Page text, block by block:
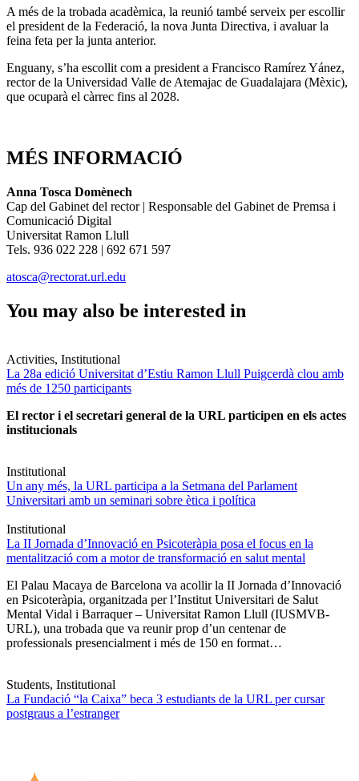
A més de la trobada acadèmica, la reunió també serveix per escollir
el president de la Federació, la nova Junta Directiva, i avaluar la
feina feta per la junta anterior.
Enguany, s’ha escollit com a president a Francisco Ramírez Yánez,
rector de la Universidad Valle de Atemajac de Guadalajara (Mèxic),
que ocuparà el càrrec fins al 2028.
MÉS INFORMACIÓ
Anna Tosca Domènech
Cap del Gabinet del rector | Responsable del Gabinet de Premsa i
Comunicació Digital
Universitat Ramon Llull
Tels. 936 022 228 | 692 671 597
atosca@rectorat.url.edu
You may also be interested in
Activities, Institutional
La 28a edició Universitat d’Estiu Ramon Llull Puigcerdà clou amb
més de 1250 participants
El rector i el secretari general de la URL participen en els actes
institucionals
Institutional
Un any més, la URL participa a la Setmana del Parlament
Universitari amb un seminari sobre ètica i política
Institutional
La II Jornada d’Innovació en Psicoteràpia posa el focus en la
mentalització com a motor de transformació en salut mental
El Palau Macaya de Barcelona va acollir la II Jornada d’Innovació
en Psicoteràpia, organitzada per l’Institut Universitari de Salut
Mental Vidal i Barraquer – Universitat Ramon Llull (IUSMVB-
URL), una trobada que va reunir prop d’un centenar de
professionals presencialment i més de 150 en format…
Students, Institutional
La Fundació “la Caixa” beca 3 estudiants de la URL per cursar
postgraus a l’estranger